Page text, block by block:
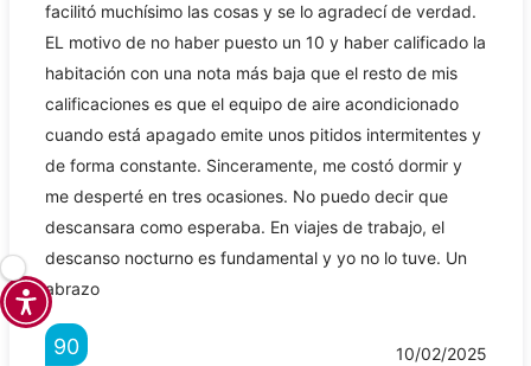
facilitó muchísimo las cosas y se lo agradecí de verdad.
EL motivo de no haber puesto un 10 y haber calificado la
habitación con una nota más baja que el resto de mis
calificaciones es que el equipo de aire acondicionado
cuando está apagado emite unos pitidos intermitentes y
de forma constante. Sinceramente, me costó dormir y
me desperté en tres ocasiones. No puedo decir que
descansara como esperaba. En viajes de trabajo, el
descanso nocturno es fundamental y yo no lo tuve. Un
abrazo
90 10/02/2025